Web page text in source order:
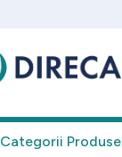
Categorii Produse